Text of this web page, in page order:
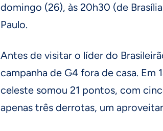
domingo (26), às 20h30 (de
Paulo.
Antes de visitar o líder do
campanha de G4 fora de casa. Em
celeste somou 21 pontos, com
apenas três derrotas, um